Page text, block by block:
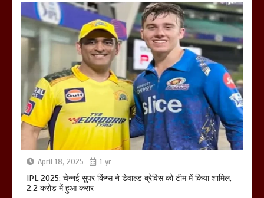
April 18, 2025 1 yr
IPL 2025: चेन्नई सुपर किंग्स ने डेवाल्ड ब्रेविस को टीम में किया शामिल,
2.2 करोड़ में हुआ करार